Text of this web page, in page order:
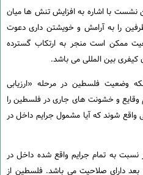
نشست با اشاره به افزایش تنش ها میان
را به آرامش و خویشتن داری دعوت
ممکن است منجر به ارتکاب گسترده
بین المللی می باشد.
وضعیت فلسطین در مرحله «ارزیابی
وقایع و خشونت های جاری در فلسطین را
واقع شوند که آیا مشمول جرایم داخل در
نسبت به تمام جرایم واقع شده داخل در
ژوئن ۲۰۱۴ میلادی به بعد دارای صلاحیت می باشد. فلسطین از